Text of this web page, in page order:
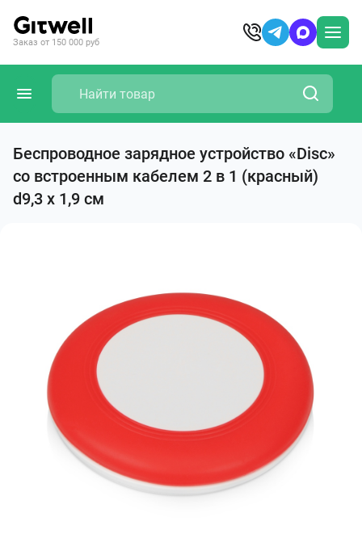
Заказ от 150 000 руб
Беспроводное зарядное устройство «Disc»
со встроенным кабелем 2 в 1 (красный)
d9,3 x 1,9 см